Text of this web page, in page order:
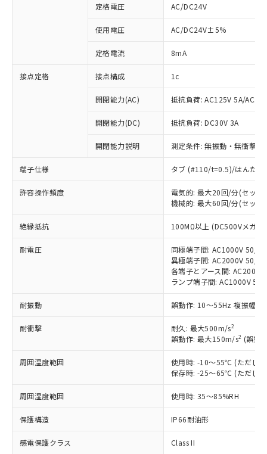
定格電圧 AC/DC24V
使用電圧 AC/DC24V±5%
定格電流 8mA
接点定格 接点構成 1c
開閉能力(AC) 抵抗負荷: AC125V 5A/
開閉能力(DC) 抵抗負荷: DC30V 3A
開閉能力説明 測定条件: 無振動・無衝撃
端子仕様 タブ (#110/t=0.5)/はんだづ
許容操作頻度
電気的: 最大20回/分(セット
機械的: 最大60回/分(セット
絶縁抵抗 100MΩ以上 (DC500Vメガ)
耐電圧
同極端子間: AC1000V 50/
異極端子間: AC2000V 50/
各端子とアース間:
ランプ端子間: AC1000V
耐振動 誤動作: 10～55Hz 複振幅
耐衝撃 耐久: 最大500m/s2
誤動作: 最大150m/s2 (誤動
周囲温度範囲
使用時: -10～55℃ (ただし
保存時: -25～65℃ (ただし
周囲湿度範囲 使用時: 35～85%RH
保護構造 IP66耐油形
感電保護クラス Class II
以下の条件をお読みいただき、同意のうえ
本サービスは、当社制御機器事業取扱
(税抜)を提供させていただくもので
当社制御機器事業取扱商品の中には、
本サービスの対象外となる商品もある
ことをご了承ください。
在庫状況および標準価格照会結果は、
記載している更新日時点での社内デー
タに基づき作成されるものであり、閲
覧された時点での実際の在庫および標
準価格とは異なる場合があることをご
※1 対応状況
対応済み：EU RoHS指令（10物質）の
非含有に対応した製品が提供可能な商品で
対応予定：EU RoHS指令（10物質）の非含
有に対応した製品に切り替える予定のある
対応予定なし：EU RoHS指令（10物質）の
非含有に非対応の商品で、対応品を出す予
調査・確認中：EU RoHS指令（10物質）の
非含有の対応状況を調査中または確認中の
非該当品：ライセンス料など無形物で、有
害物質有無と関係のない商品です。
仕入先様の事情により、非含有部品として
いたものが、含有品と判明した場合などや
むを得ず変更することがあります。
*EU RoHS指令（10物質）：
鉛(Pb) 1000ppm以下、 水銀(Hg) 1000ppm以下、 カド
六価クロム(Cr(Ⅵ)) 1000ppm以下、ポリ臭化ビフェニル
「○」：最大均質材料含有率が中国RoHSの
基準値以下であることを示します。
「×」：最大均質材料含有率が中国RoHSの
基準値を超えていることを示します。
「－」：未確認です。当社販売部門へお問
い合わせください。
*中国RoHS10物質の基準値 (GB/T26572)：
ム) : 100ppm、
当社は、これら貴社製品のうち、外国
為替および外国貿易法に定める商品
（以下｢規制貨物等」という）を輸出
または国外への提供する場合は、日本
国政府の輸出許可(または役務取引許
可)を取得するなどの必要な手続きを